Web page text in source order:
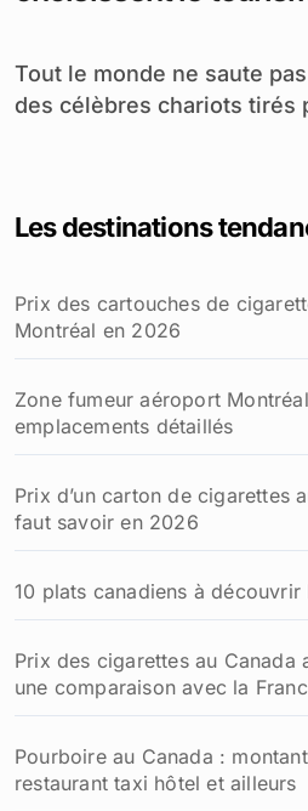
Tout le monde ne saute pas directement à bord
des célèbres chariots tirés
Les destinations
Prix des cartouches de
Montréal en 2026
Zone fumeur aéroport
emplacements détaillés
Prix d’un carton de cigarettes
faut savoir en 2026
10 plats canadiens à
Prix des cigarettes au Canada
une comparaison avec la
Pourboire au Canada :
restaurant taxi hôtel et ailleurs